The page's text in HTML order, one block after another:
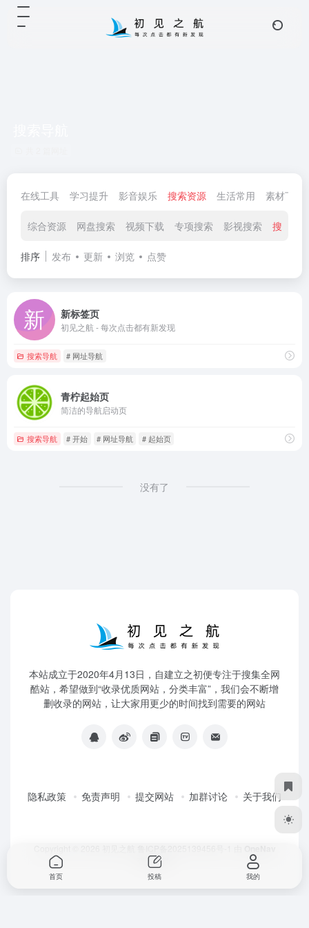
在线工具 学习提升 影音娱乐 搜索资源 生活常用 素材下载
综合资源 网盘搜索 视频下载 专项搜索 影视搜索 搜索导
排序 发布 更新 浏览 点赞
新标签页
初见之航 - 每次点击都有新发现
搜索导航 # 网址导航
青柠起始页
简洁的导航启动页
搜索导航 # 开始 # 网址导航 # 起始页
没有了
本站成立于2020年4月13日，自建立之初便专注于搜集全网
酷站，希望做到“收录优质网站，分类丰富”，我们会不断增
删收录的网站，让大家用更少的时间找到需要的网站
隐私政策 免责声明 提交网站 加群讨论 关于我们
强力驱动
首页 投稿 我的